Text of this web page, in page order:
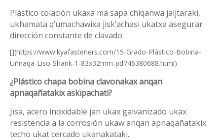
Plástico colación ukaxa mä sapa chiqanwa jaljtaraki,
ukhamata q’umachawixa jisk’achasi ukatxa asegurar
dirección constante de clavado.
[](https://www.kyafasteners.com/15-Grado-Plástico-Bobina-
Uñnaqa-Liso-Shank-1-83x32mm-pd746380688.html)
¿Plástico chapa bobina clavonakax anqan
apnaqañatakix askïpachati?
Jïsa, acero inoxidable jan ukax galvanizado ukax
resistencia a la corrosión ukaw anqan apnaqañatakix
techo ukat cercado ukanakataki.